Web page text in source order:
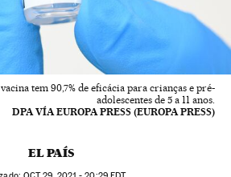
tem 90,7% de eficácia para crianças e pré-
adolescentes de 5 a 11 anos.
DPA VÍA EUROPA PRESS (EUROPA PRESS)
EL PAÍS